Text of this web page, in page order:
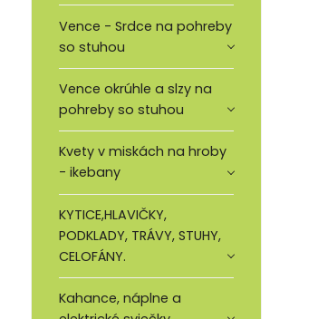
Vence - Srdce na pohreby
so stuhou
Vence okrúhle a slzy na
pohreby so stuhou
Kvety v miskách na hroby
- ikebany
KYTICE,HLAVIČKY,
PODKLADY, TRÁVY, STUHY,
CELOFÁNY.
Kahance, náplne a